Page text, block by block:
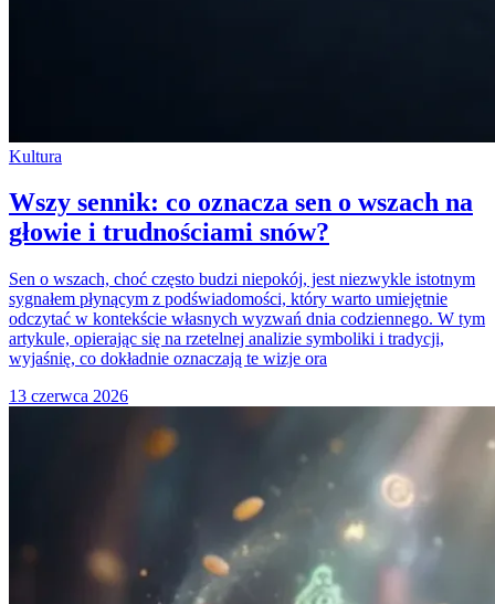
Kultura
Wszy sennik: co oznacza sen o wszach na
głowie i trudnościami snów?
Sen o wszach, choć często budzi niepokój, jest niezwykle istotnym
sygnałem płynącym z podświadomości, który warto umiejętnie
odczytać w kontekście własnych wyzwań dnia codziennego. W tym
artykule, opierając się na rzetelnej analizie symboliki i tradycji,
wyjaśnię, co dokładnie oznaczają te wizje ora
13 czerwca 2026